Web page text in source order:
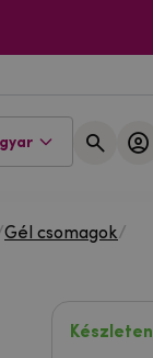
Gél csomagok/
Készleten